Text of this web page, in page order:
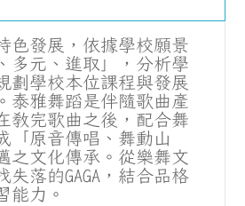
色發展，依據學校願景
多元、進取」，分析學
劃學校本位課程與發展
泰雅舞蹈是伴隨歌曲產
教完歌曲之後，配合舞
「原音傳唱、 舞動山
之文化傳承。從樂舞文
落的GAGA， 結合品格
能力。